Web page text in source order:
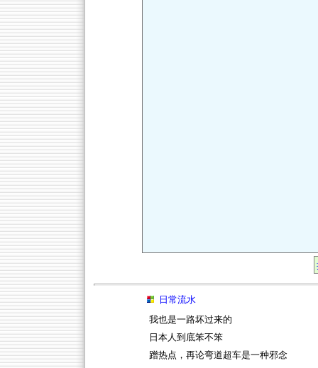
日常流水
我也是一路坏过来的
日本人到底笨不笨
蹭热点，再论弯道超车是一种邪念